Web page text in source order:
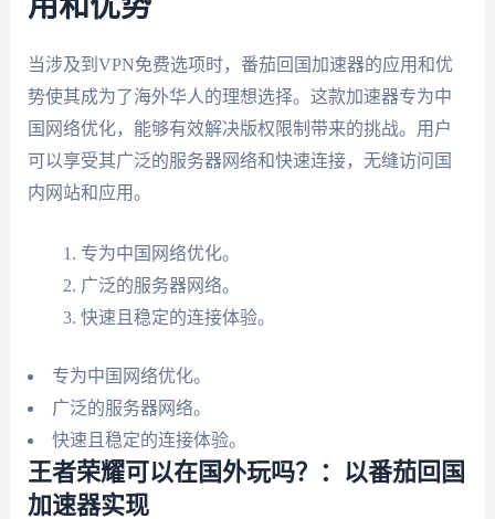
用和优势
当涉及到VPN免费选项时，番茄回国加速器的应用和优
势使其成为了海外华人的理想选择。这款加速器专为中
国网络优化，能够有效解决版权限制带来的挑战。用户
可以享受其广泛的服务器网络和快速连接，无缝访问国
内网站和应用。
专为中国网络优化。
广泛的服务器网络。
快速且稳定的连接体验。
专为中国网络优化。
广泛的服务器网络。
快速且稳定的连接体验。
王者荣耀可以在国外玩吗？：以番茄回国
加速器实现